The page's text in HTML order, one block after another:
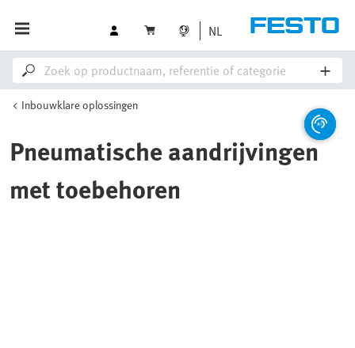
NL
Inbouwklare oplossingen
Pneumatische aandrijvingen
met toebehoren